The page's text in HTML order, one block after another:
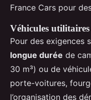
France Cars pour
Véhicules
Pour des exigences
longue durée de
30 m³) ou de
porte-voitures,
l’organisation des